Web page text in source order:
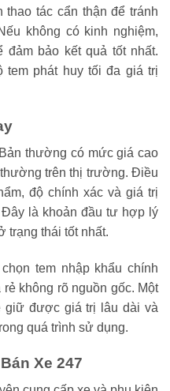
thao tác cẩn thận để tránh
không có kinh nghiệm,
bảo kết quả tốt nhất.
tem phát huy tối đa giá trị
thường có mức giá cao
trên thị trường. Điều
độ chính xác và giá trị
Đây là khoản đầu tư hợp lý
trạng thái tốt nhất.
tem nhập khẩu chính
không rõ nguồn gốc. Một
giữ được giá trị lâu dài và
quá trình sử dụng.
Xe 247